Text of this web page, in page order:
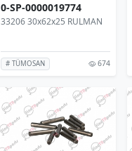
0-SP-0000019774
33206 30x62x25 RULMAN
# TÜMOSAN 674